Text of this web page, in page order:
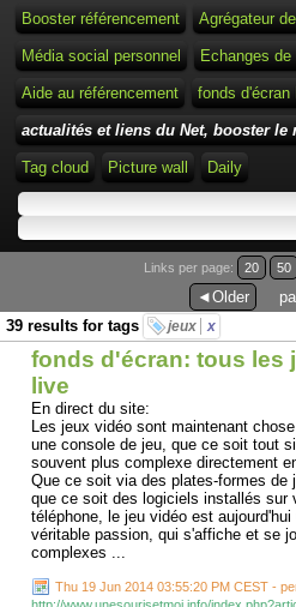
Booster référencement Agrégateur
Média social personnel Echanges
Aide au référencement fonds d'écran
actualités et liens du Net, booster le
Tag cloud Picture wall Daily
Links per page: 20 50
◄Older
39 results for tags
jeux x
fonds d'écran: tous les
live
En direct du site:
Les jeux vidéo sont maintenant
une console de jeu, que ce soit tout
souvent plus complexe directement
Que ce soit via des plates-formes de
que ce soit des logiciels installés sur
téléphone, le jeu vidéo est
véritable passion, qui s'affiche et se
complexes ...
Thu 19 Jun 2014 03:55:20 PM CEST -